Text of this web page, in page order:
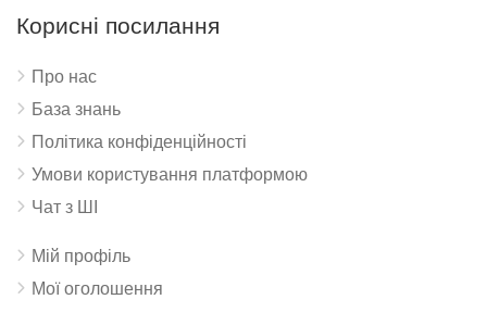
Корисні посилання
Про нас
База знань
Політика конфіденційності
Умови користування платформою
Чат з ШІ
Мій профіль
Мої оголошення